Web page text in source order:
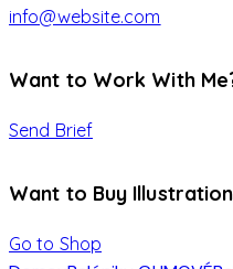
info@website.com
Want to Work With
Send Brief
Want to Buy
Go to Shop